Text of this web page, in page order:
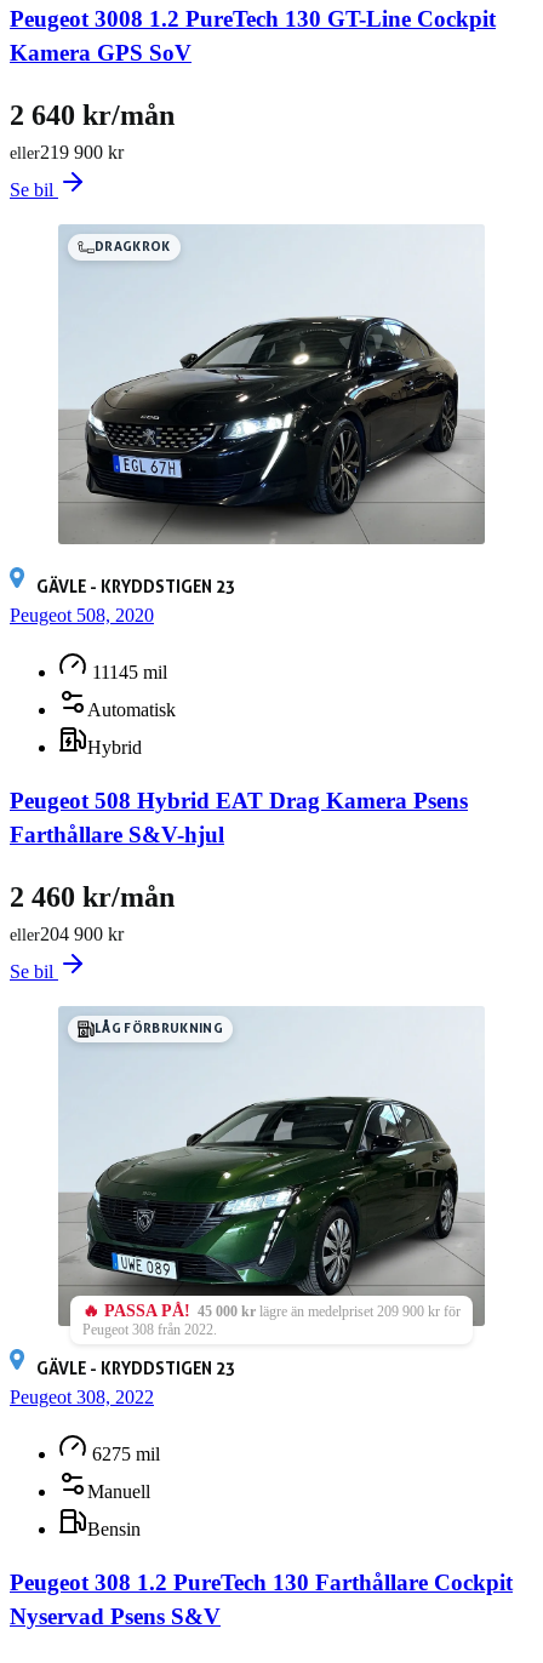
Peugeot 3008 1.2 PureTech 130 GT-Line Cockpit
Kamera GPS SoV
219 900 kr
eller
2 640 kr/mån
Se bil
DRAGKROK
GÄVLE - KRYDDSTIGEN 23
Peugeot 508, 2020
11145 mil
Automatisk
Hybrid
Peugeot 508 Hybrid EAT Drag Kamera Psens
Farthållare S&V-hjul
204 900 kr
eller
2 460 kr/mån
Se bil
LÅG FÖRBRUKNING
🔥 PASSA PÅ! 45 000 kr lägre än medelpriset 209 900 kr för
Peugeot 308 från 2022.
GÄVLE - KRYDDSTIGEN 23
Peugeot 308, 2022
6275 mil
Manuell
Bensin
Peugeot 308 1.2 PureTech 130 Farthållare Cockpit
Nyservad Psens S&V